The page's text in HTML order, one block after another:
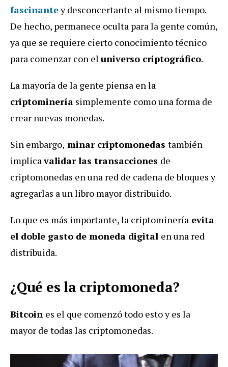
fascinantey desconcertante al mismo tiempo.
De hecho, permanece oculta para la gente común,
ya que se requiere cierto conocimiento técnico
para comenzar con el universo criptográfico.
La mayoría de la gente piensa en la
criptominería simplemente como una forma de
crear nuevas monedas.
Sin embargo, minar criptomonedas también
implicavalidar las transacciones de
criptomonedas en una red de cadena de bloques y
agregarlas a un libro mayor distribuido.
Lo que es más importante, la criptominería evita
el doble gasto de moneda digital en una red
distribuida.
¿Qué es la criptomoneda?
Bitcoin es el que comenzó todo esto y es la
mayor de todas las criptomonedas.